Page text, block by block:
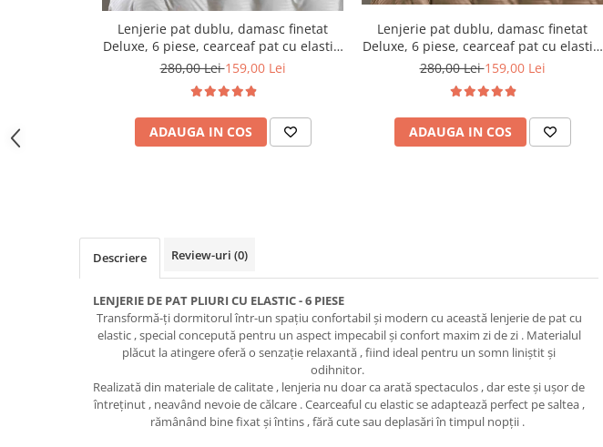
Lenjerie pat dublu, damasc finetat
Deluxe, 6 piese, cearceaf pat cu elastic,
Alb
280,00 Lei159,00 Lei
ADAUGA IN COS
Lenjerie pat dublu, damasc finetat
Deluxe, 6 piese, cearceaf pat cu elastic,
Maro
280,00 Lei159,00 Lei
ADAUGA IN COS
Descriere Review-uri (0)
LENJERIE DE PAT PLIURI CU ELASTIC - 6 PIESE
Transformă-ți dormitorul într-un spațiu confortabil și modern cu această lenjerie de pat cu
elastic , special concepută pentru un aspect impecabil și confort maxim zi de zi . Materialul
plăcut la atingere oferă o senzație relaxantă , fiind ideal pentru un somn liniștit și
odihnitor.
Realizată din materiale de calitate , lenjeria nu doar ca arată spectaculos , dar este și ușor de
întreținut , neavând nevoie de călcare . Cearceaful cu elastic se adaptează perfect pe saltea ,
rămânând bine fixat și întins , fără cute sau deplasări în timpul nopții .